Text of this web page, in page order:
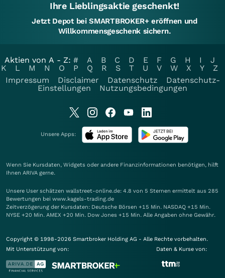
Ihre Lieblingsaktie geschenkt!
Jetzt Depot bei SMARTBROKER+ eröffnen und
Willkommensgeschenk sichern.
Aktien von A - Z: # A B C D E F G H I
J
K
L M N O P Q R S T U V W X Y
Z
Impressum
Disclaimer Datenschutz
Datenschutz-
Einstellungen
Nutzungsbedingungen
Unsere Apps:
Wenn Sie Kursdaten, Widgets oder andere Finanzinformationen benötigen, hilft
Ihnen ARIVA gerne.
Unsere User schätzen wallstreet-online.de: 4.8 von 5 Sternen ermittelt aus 285
Bewertungen bei www.kagels-trading.de
Zeitverzögerung der Kursdaten: Deutsche Börsen +15 Min. NASDAQ +15 Min.
NYSE +20 Min. AMEX +20 Min. Dow Jones +15 Min. Alle Angaben ohne Gewähr.
Copyright © 1998-2026 Smartbroker Holding AG - Alle Rechte vorbehalten.
Mit Unterstützung von:
Daten & Kurse von: